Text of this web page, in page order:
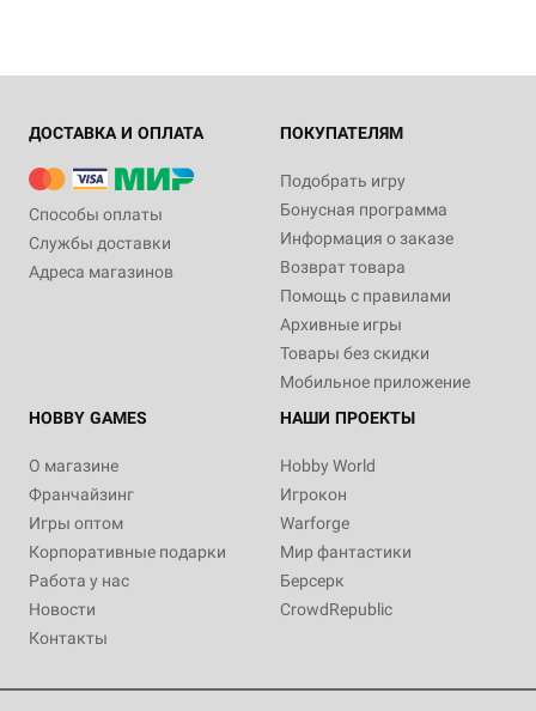
ДОСТАВКА И ОПЛАТА
Способы оплаты
Службы доставки
Адреса магазинов
ПОКУПАТЕЛЯМ
Подобрать игру
Бонусная программа
Информация о заказе
Возврат товара
Помощь с правилами
Архивные игры
Товары без скидки
Мобильное приложение
HOBBY GAMES
О магазине
Франчайзинг
Игры оптом
Корпоративные подарки
Работа у нас
Новости
Контакты
НАШИ ПРОЕКТЫ
Hobby World
Игрокон
Warforge
Мир фантастики
Берсерк
CrowdRepublic